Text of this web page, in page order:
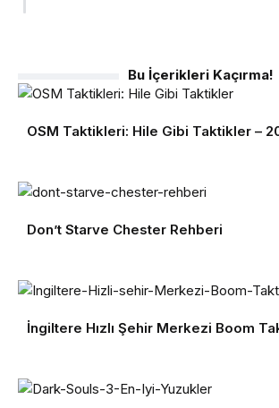
Bu İçerikleri Kaçırma!
OSM Taktikleri: Hile Gibi Taktikler –
Don’t Starve Chester Rehberi
İngiltere Hızlı Şehir Merkezi Boom